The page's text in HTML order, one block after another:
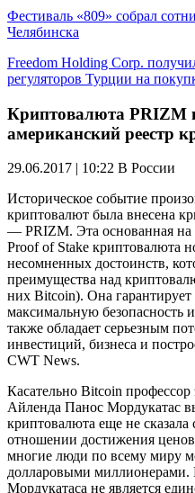
Фестиваль «809» собрал
Челябинска
Freedom Holding Corp.
регуляторов Турции на
Криптовалюта PRIZM
американский реестр
29.06.2017 | 10:22 В России
Историческое событие
криптовалют была внесена
— PRIZM. Эта основанная на
Proof of Stake криптовалюта
несомненных достоинств,
преимущества над
них Bitcoin). Она гарантирует
максимальную безопасность
также обладает серьезным
инвестиций, бизнеса и
CWT News.
Касательно Bitcoin
Айленда Панос Мордукатас
криптовалюта еще не сказала
отношении достижения
многие люди по всему миру
долларовыми миллионерами.
Мордукатаса не является